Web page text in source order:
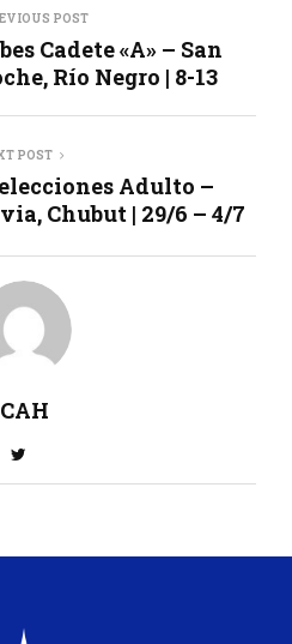
POST
Cadete «A» – San
Río Negro | 8-13
POST
Adulto –
Chubut | 29/6 – 4/7
CAH